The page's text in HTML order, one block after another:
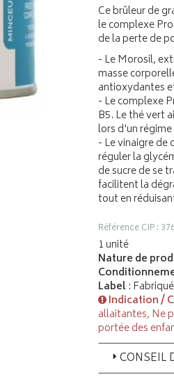
Ce brûleur de
le complexe
de la perte de
- Le Morosil,
masse
antioxydantes
- Le complexe
B5. Le thé vert
lors d'un
- Le vinaigre de
réguler la
de sucre de se
facilitent la
tout en
Référence CIP :
1 unité
Nature de
Label:
Indication /
allaitantes, Ne
portée des
CONSEIL